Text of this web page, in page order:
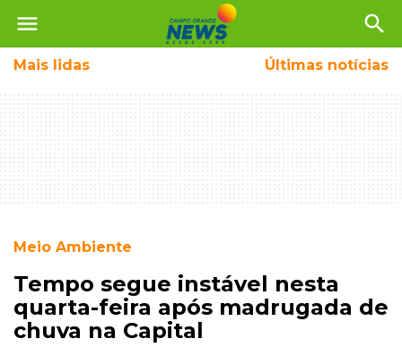
menu search
Mais lidas Últimas notícias
Meio Ambiente
Tempo segue instável nesta
quarta-feira após madrugada de
chuva na Capital